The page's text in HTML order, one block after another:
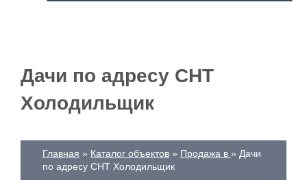
Дачи по адресу СНТ
Холодильщик
Главная Каталог объектов Продажа в
Дачи
по адресу СНТ Холодильщик